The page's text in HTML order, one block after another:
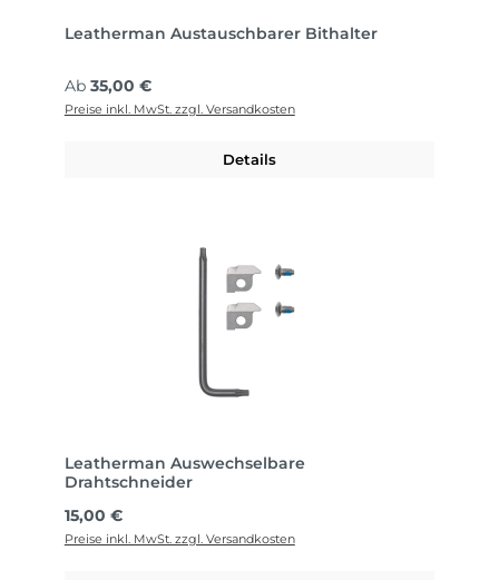
Leatherman Austauschbarer Bithalter
Regulärer Preis:
Ab 35,00 €
Preise inkl. MwSt. zzgl. Versandkosten
Details
Leatherman Auswechselbare
Drahtschneider
Regulärer Preis:
15,00 €
Preise inkl. MwSt. zzgl. Versandkosten